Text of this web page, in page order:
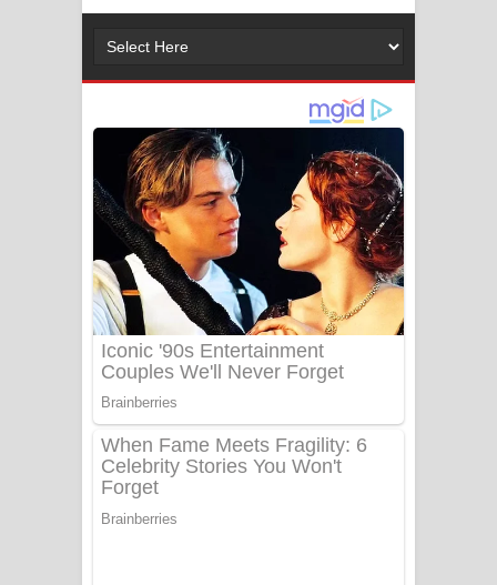
2026 football world cup song lyrics
අම්මා ගීතයේ පද පෙළ
Gemak Deela Song Lyrics - ගේමක් දීලා
ගීතයේ පද පෙළ
Niwuna Numba Hinda Song Lyrics -
නිවුනා නුඹ හින්දා ගීතයේ පද පෙළ
Numba Dun Aadare Song Lyrics - නුඹ
Liyamuda Dan Anagathe Song Lyrics
- ලියමුද දැන් අනාගතේ ගීතයේ පද පෙළ